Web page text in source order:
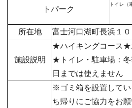
トパーク
トイレ（
所在地 富士河口湖町長浜１
施設説明
★ハイキングコース★
★トイレ・駐車場：
日までは使えません
※ゴミ箱を設置して
ち帰りにご協力をお願